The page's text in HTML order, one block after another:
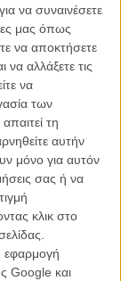
να συναινέσετε
μας όπως
να αποκτήσετε
αλλάξετε τις
να
των
τη
αυτήν
μόνο για αυτόν
σας ή να
κλικ στο
εφαρμογή
Google και